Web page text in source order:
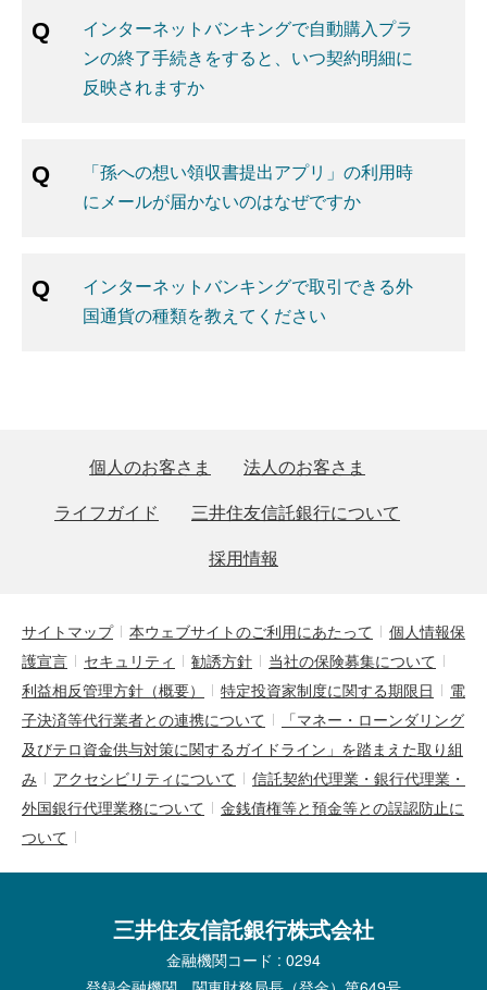
インターネットバンキングで自動購入プラ
ンの終了手続きをすると、いつ契約明細に
反映されますか
「孫への想い領収書提出アプリ」の利用時
にメールが届かないのはなぜですか
インターネットバンキングで取引できる外
国通貨の種類を教えてください
個人のお客さま
法人のお客さま
ライフガイド
三井住友信託銀行について
採用情報
サイトマップ 本ウェブサイトのご利用にあたって
個人情報保
護宣言
セキュリティ 勧誘方針
当社の保険募集について
利益相反管理方針（概要）
特定投資家制度に関する期限日
電
子決済等代行業者との連携について
「マネー・ローンダリング
及びテロ資金供与対策に関するガイドライン」を踏まえた取り組
み
アクセシビリティについて
信託契約代理業・銀行代理業・
外国銀行代理業務について
金銭債権等と預金等との誤認防止に
ついて
三井住友信託銀行株式会社
金融機関コード : 0294